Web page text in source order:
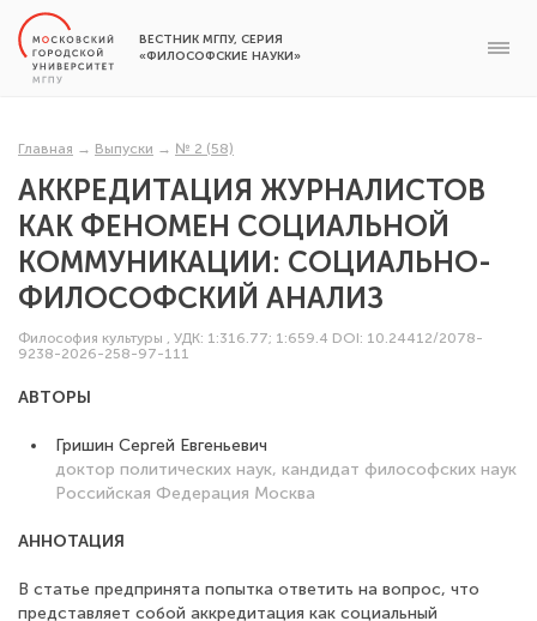
ВЕСТНИК МГПУ, СЕРИЯ
«ФИЛОСОФСКИЕ НАУКИ»
Главная → Выпуски → № 2 (58)
АККРЕДИТАЦИЯ ЖУРНАЛИСТОВ
КАК ФЕНОМЕН СОЦИАЛЬНОЙ
КОММУНИКАЦИИ: СОЦИАЛЬНО-
ФИЛОСОФСКИЙ АНАЛИЗ
Философия культуры , УДК: 1:316.77; 1:659.4 DOI: 10.24412/2078-
9238-2026-258-97-111
АВТОРЫ
Гришин Сергей Евгеньевич
доктор политических наук, кандидат философских наук
Российская Федерация Москва
АННОТАЦИЯ
В статье предпринята попытка ответить на вопрос, что
представляет собой аккредитация как социальный